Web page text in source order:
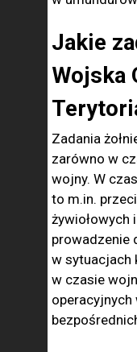
Jakie
Wojska
Zadania
zarówno w
wojny. W
to m.in.
żywiołowych
prowadzenie
w sytuacjach
w czasie
operacyjnych